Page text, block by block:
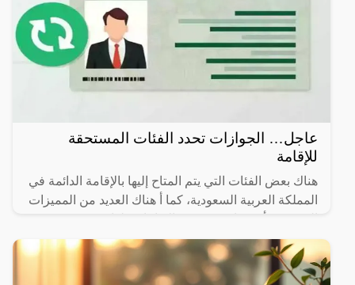
عاجل… الجوازات تحدد الفئات المستحقة
للإقامة
هناك بعض الفئات التي يتم المتاح إليها بالإقامة الدائمة في
المملكة العربية السعودية، كما أ هناك العديد من المميزات